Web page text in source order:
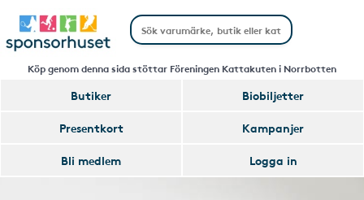
Köp genom denna sida stöttar Föreningen Kattakuten i Norrbotten
Butiker
Biobiljetter
Presentkort
Kampanjer
Bli medlem
Logga in